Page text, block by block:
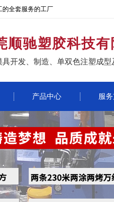
的全套服务的工厂
顺驰塑胶科技
具开发、制造、单双色注塑成
产品中心 服